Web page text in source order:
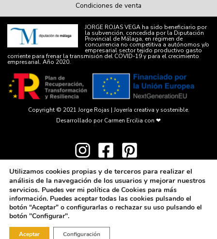
Condiciones de venta
JORGE ROJAS VEGA ha sido beneficiario por
la subvención, concedida por la Diputación
Provincial de Málaga, en régimen de
concurrencia no competitiva a autónomos y/o
empresarial sector tejido productivo gasto
corriente para frenar la transmisión del COVID-19 y para el crecimiento
empresarial. Año 2020.
Copyright © 2021 Jorge Rojas | Joyería creativa y sostenible.
Desarrollado por Carmen Ercilia con ❤
Utilizamos cookies propias y de terceros para realizar el
análisis de la navegación de los usuarios y mejorar nuestros
servicios. Puedes ver mi política de Cookies para más
información. Puedes aceptar todas las cookies pulsando el
botón “Aceptar” o configurarlas o rechazar su uso pulsando el
botón "Configurar".
Aceptar Configuración